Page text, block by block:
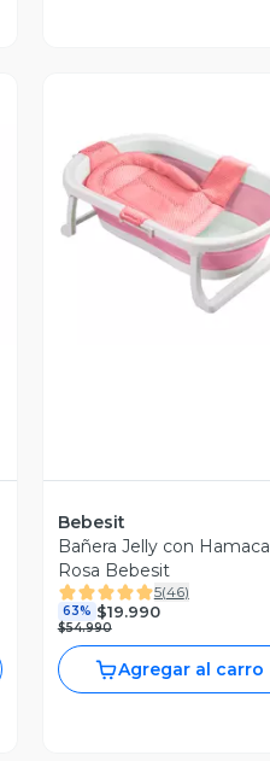
Vista Previa
Bebesit
Bañera Jelly con Hamaca
Rosa Bebesit
5(46)
63% $19.990
$54.990
Agregar al carro